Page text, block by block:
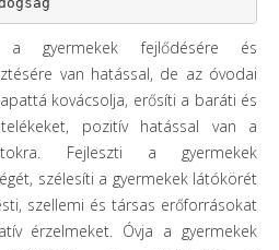
gyermekek fejlődésére és
van hatással, de az óvodai
kovácsolja, erősíti a baráti és
pozitív hatással van a
Fejleszti a gyermekek
szélesíti a gyermekek látókörét
szellemi és társas erőforrásokat
érzelmeket. Óvja a gyermekek